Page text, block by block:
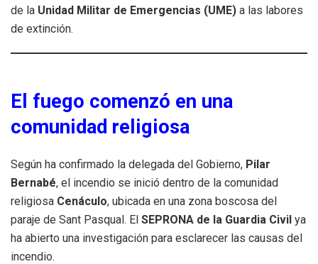
de la Unidad Militar de Emergencias (UME) a las labores
de extinción.
El fuego comenzó en una
comunidad religiosa
Según ha confirmado la delegada del Gobierno, Pilar
Bernabé, el incendio se inició dentro de la comunidad
religiosa Cenáculo, ubicada en una zona boscosa del
paraje de Sant Pasqual. El SEPRONA de la Guardia Civil ya
ha abierto una investigación para esclarecer las causas del
incendio.